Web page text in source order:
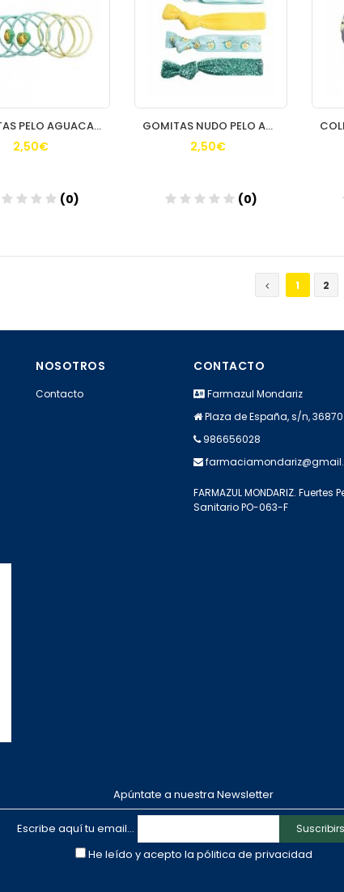
GOMITAS PELO AGUACATE MR WONDERFUL 8 UND REF 31005 BETER
2,50€
(0)
GOMITAS NUDO PELO AGUACATE MR WONDERFUL 4 UND REF 31009 BETER
2,50€
(0)
1
2
NOSOTROS
Contacto
CONTACTO
Farmazul Mondariz
Plaza de España, s/n,
986656028
FARMAZUL MONDARIZ. Fuertes
Sanitario PO-063-F
Apúntate a nuestra Newsletter
Escribe aquí tu email...
He leído y acepto la pólitica de privacidad